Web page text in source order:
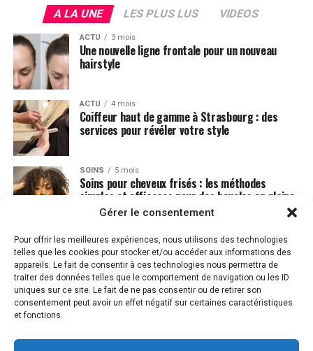
Gérer le consentement
Pour offrir les meilleures expériences, nous utilisons des technologies
telles que les cookies pour stocker et/ou accéder aux informations des
appareils. Le fait de consentir à ces technologies nous permettra de
traiter des données telles que le comportement de navigation ou les ID
uniques sur ce site. Le fait de ne pas consentir ou de retirer son
consentement peut avoir un effet négatif sur certaines caractéristiques
et fonctions.
A LA UNE LES PLUS LUS VIDEOS
ACTU 3 mois
Une nouvelle ligne frontale pour un nouveau
hairstyle
ACTU 4 mois
Coiffeur haut de gamme à Strasbourg : des
services pour révéler votre style
SOINS 5 mois
Soins pour cheveux frisés : les méthodes
simples et efficaces pour des boucles en pleine
santé